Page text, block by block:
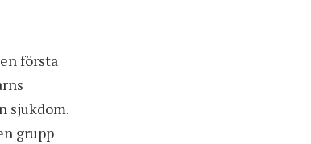
första
sjukdom.
grupp